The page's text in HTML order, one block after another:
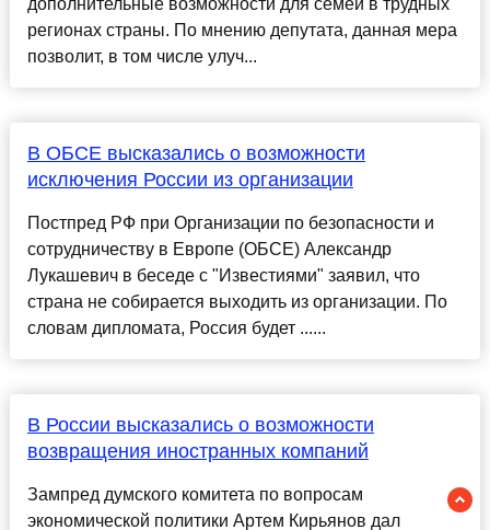
дополнительные возможности для семей в трудных
регионах страны. По мнению депутата, данная мера
позволит, в том числе улуч...
В ОБСЕ высказались о возможности
исключения России из организации
Постпред РФ при Организации по безопасности и
сотрудничеству в Европе (ОБСЕ) Александр
Лукашевич в беседе с "Известиями" заявил, что
страна не собирается выходить из организации. По
словам дипломата, Россия будет ......
В России высказались о возможности
возвращения иностранных компаний
Зампред думского комитета по вопросам
экономической политики Артем Кирьянов дал